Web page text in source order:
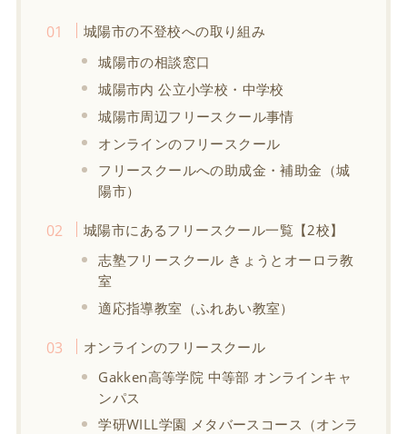
城陽市の不登校への取り組み
城陽市の相談窓口
城陽市内 公立小学校・中学校
城陽市周辺フリースクール事情
オンラインのフリースクール
フリースクールへの助成金・補助金（城
陽市）
城陽市にあるフリースクール一覧【2校】
志塾フリースクール きょうとオーロラ教
室
適応指導教室（ふれあい教室）
オンラインのフリースクール
Gakken高等学院 中等部 オンラインキャ
ンパス
学研WILL学園 メタバースコース（オンラ